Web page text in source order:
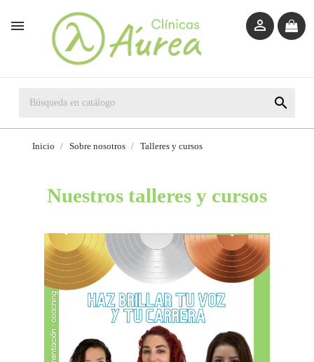
 

Inicio Sobre nosotros Talleres y cursos
Nuestros talleres y cursos